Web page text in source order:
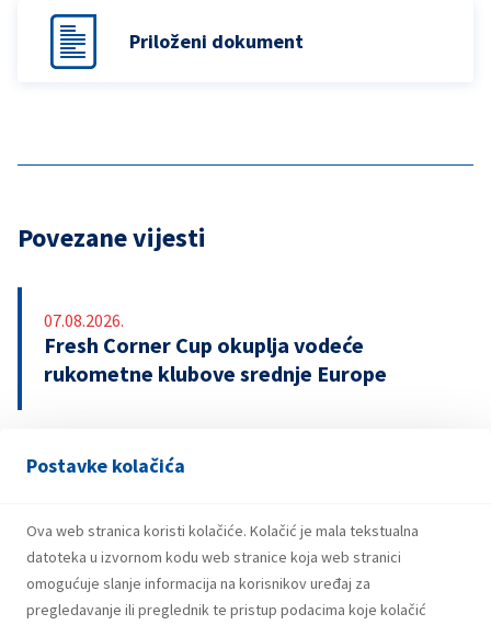
Postavke kolačića
Ova web stranica koristi kolačiće. Kolačić je mala tekstualna
datoteka u izvornom kodu web stranice koja web stranici
omogućuje slanje informacija na korisnikov uređaj za
pregledavanje ili preglednik te pristup podacima koje kolačić
Priloženi dokument
Povezane vijesti
07.08.2026.
Fresh Corner Cup okuplja vodeće
rukometne klubove srednje Europe
29.07.2026.
prvom polugodištu 2026.